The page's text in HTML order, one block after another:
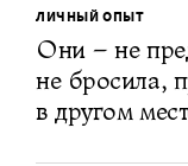
ЛИЧНЫЙ ОПЫТ
Они – не
не бросила,
в другом